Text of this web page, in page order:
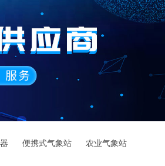
便携式气象站 农业气象站